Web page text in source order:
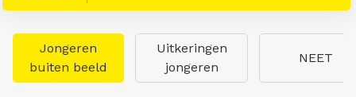
Jongeren
buiten beeld
Uitkeringen
jongeren
NEET